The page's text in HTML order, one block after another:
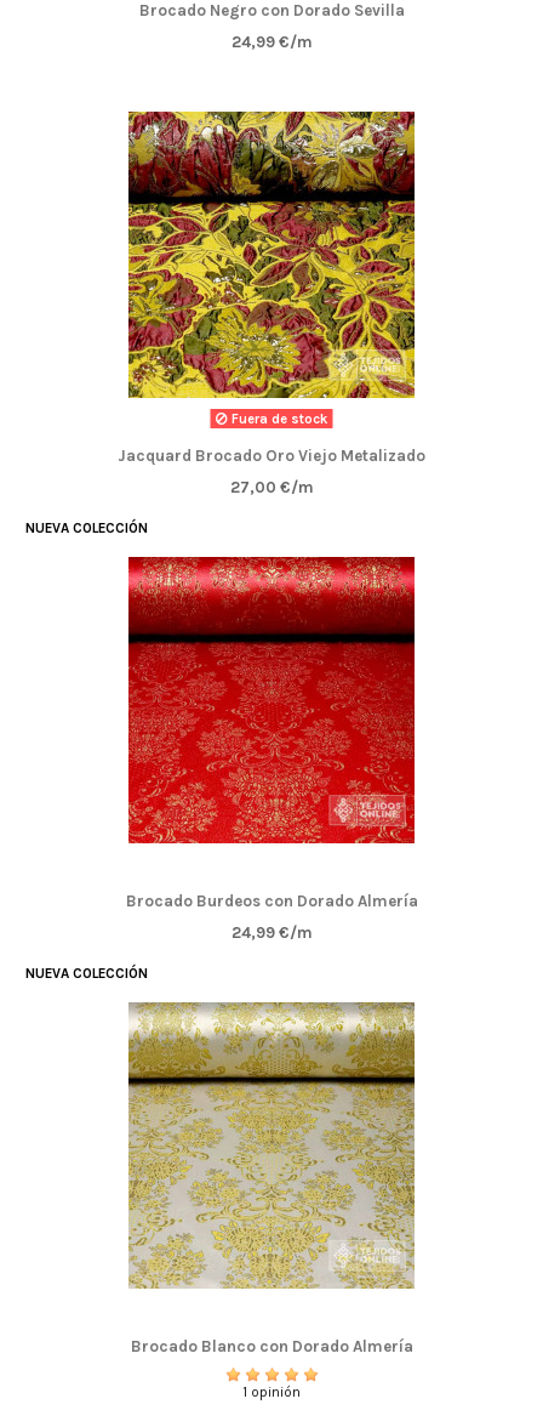
Brocado Negro con Dorado Sevilla
24,99 €/m
Fuera de stock
Jacquard Brocado Oro Viejo Metalizado
27,00 €/m
NUEVA COLECCIÓN
Brocado Burdeos con Dorado Almería
24,99 €/m
NUEVA COLECCIÓN
Brocado Blanco con Dorado Almería
1 opinión